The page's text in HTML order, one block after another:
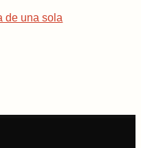
de una sola